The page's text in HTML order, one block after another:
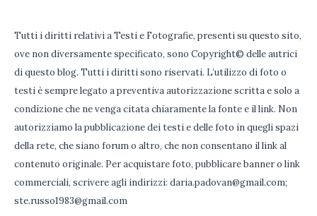
Tutti i diritti relativi a Testi e Fotografie, presenti su questo sito,
ove non diversamente specificato, sono Copyright© delle autrici
di questo blog. Tutti i diritti sono riservati. L’utilizzo di foto o
testi è sempre legato a preventiva autorizzazione scritta e solo a
condizione che ne venga citata chiaramente la fonte e il link. Non
autorizziamo la pubblicazione dei testi e delle foto in quegli spazi
della rete, che siano forum o altro, che non consentano il link al
contenuto originale. Per acquistare foto, pubblicare banner o link
commerciali, scrivere agli indirizzi: daria.padovan@gmail.com;
ste.russo1983@gmail.com